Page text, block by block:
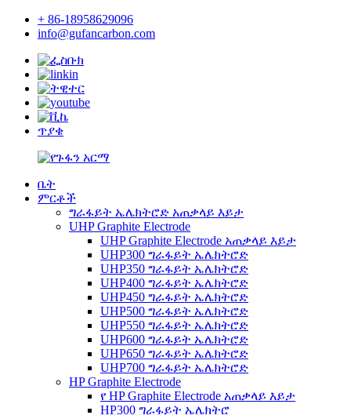
+ 86-18958629096
info@gufancarbon.com
ጥያቄ
ቤት
ምርቶች
ግራፋይት ኤሌክትሮድ አጠቃላይ እይታ
UHP Graphite Electrode
UHP Graphite Electrode አጠቃላይ እይታ
UHP300 ግራፋይት ኤሌክትሮድ
UHP350 ግራፋይት ኤሌክትሮድ
UHP400 ግራፋይት ኤሌክትሮድ
UHP450 ግራፋይት ኤሌክትሮድ
UHP500 ግራፋይት ኤሌክትሮድ
UHP550 ግራፋይት ኤሌክትሮድ
UHP600 ግራፋይት ኤሌክትሮድ
UHP650 ግራፋይት ኤሌክትሮድ
UHP700 ግራፋይት ኤሌክትሮድ
HP Graphite Electrode
የ HP Graphite Electrode አጠቃላይ እይታ
HP300 ግራፋይት ኤሌክትሮ